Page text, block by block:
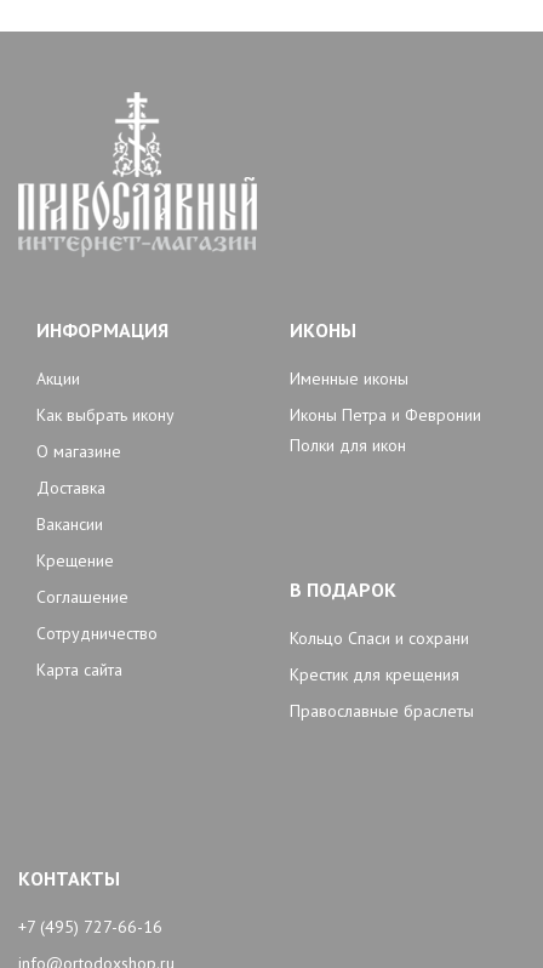
ИНФОРМАЦИЯ
Акции
Как выбрать икону
О магазине
Доставка
Вакансии
Крещение
Соглашение
Сотрудничество
Карта сайта
ИКОНЫ
Именные иконы
Иконы Петра и Февронии
Полки для икон
В ПОДАРОК
Кольцо Спаси и сохрани
Крестик для крещения
Православные браслеты
КОНТАКТЫ
+7 (495) 727-66-16
info@ortodoxshop.ru